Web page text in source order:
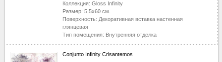
Коллекция: Gloss Infinity
Размер: 5.5x60 см.
Поверхность: Декоративная вставка настенная
глянцевая
Тип помещения: Внутренняя отделка
Conjunto Infinity Crisantemos